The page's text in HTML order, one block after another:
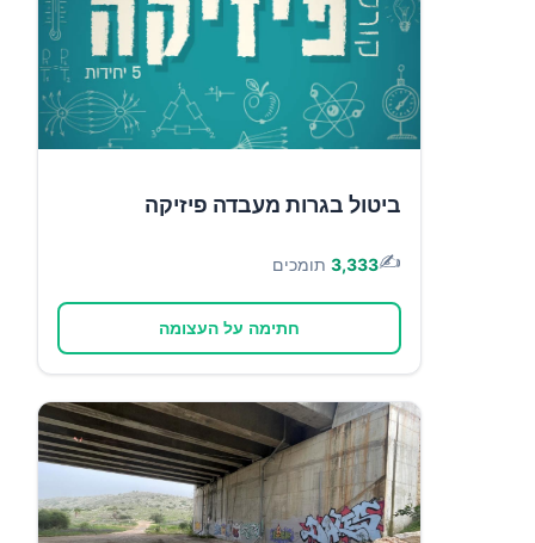
ביטול בגרות מעבדה פיזיקה
✍️
3,333 תומכים
חתימה על העצומה